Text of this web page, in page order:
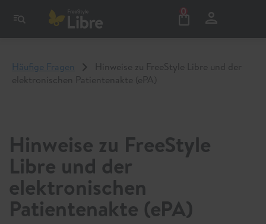
0
Häufige Fragen
Hinweise zu FreeStyle Libre und der
elektronischen Patientenakte (ePA)
Hinweise zu FreeStyle
Libre und der
elektronischen
Patientenakte (ePA)